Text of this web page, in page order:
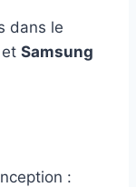
dans le
et Samsung
: